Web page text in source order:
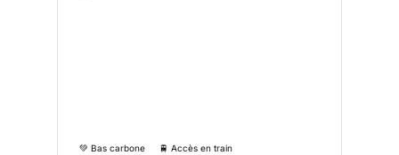
💚 Bas carbone 🚆 Accès en train